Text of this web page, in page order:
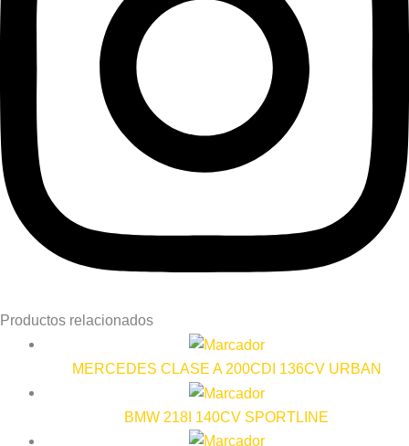
Productos relacionados
MERCEDES CLASE A 200CDI 136CV URBAN
BMW 218I 140CV SPORTLINE